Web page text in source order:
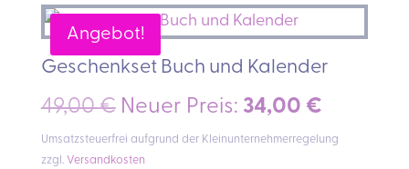
17,80 € 10,00 €.
Angebot!
Geschenkset Buch und Kalender
49,00€ Ursprünglicher
Preis
Neuer Preis: 34,00 €
Preis
Umsatzsteuerfrei aufgrund der Kleinunternehmerregelung
zzgl. Versandkosten